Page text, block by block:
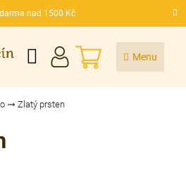
nad 1500 Kč
NÁKUPNÍ
KOŠÍK
Zlatý prsten